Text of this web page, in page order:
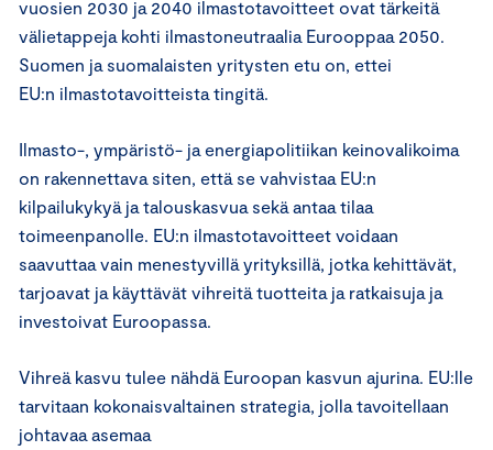
vuosien 2030 ja 2040 ilmastotavoitteet ovat tärkeitä
välietappeja kohti ilmastoneutraalia Eurooppaa 2050.
Suomen ja suomalaisten yritysten etu on, ettei
EU:n ilmastotavoitteista tingitä.
Ilmasto-, ympäristö- ja energiapolitiikan keinovalikoima
on rakennettava siten, että se vahvistaa EU:n
kilpailukykyä ja talouskasvua sekä antaa tilaa
toimeenpanolle. EU:n ilmastotavoitteet voidaan
saavuttaa vain menestyvillä yrityksillä, jotka kehittävät,
tarjoavat ja käyttävät vihreitä tuotteita ja ratkaisuja ja
investoivat Euroopassa.
Vihreä kasvu tulee nähdä Euroopan kasvun ajurina. EU:lle
tarvitaan kokonaisvaltainen strategia, jolla tavoitellaan
johtavaa asemaa